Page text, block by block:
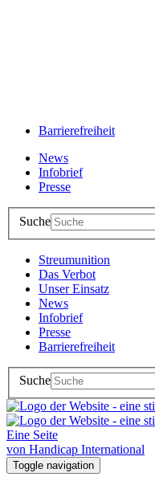
Barrierefreiheit
News
Infobrief
Presse
Suche
Streumunition
Das Verbot
Unser Einsatz
News
Infobrief
Presse
Barrierefreiheit
Suche
Eine Seite
von Handicap International
Toggle navigation